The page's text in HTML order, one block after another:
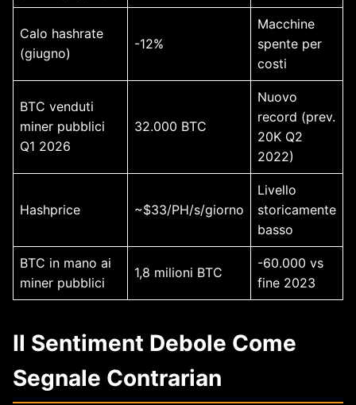
Calo hashrate
(giugno)
-12%
Macchine
spente per
costi
BTC venduti
miner pubblici
Q1 2026
32.000 BTC
Nuovo
record (prev.
20K Q2
2022)
Hashprice ~$33/PH/s/giorno
Livello
storicamente
basso
BTC in mano ai
miner pubblici
1,8 milioni BTC
-60.000 vs
fine 2023
Il Sentiment Debole Come
Segnale Contrarian